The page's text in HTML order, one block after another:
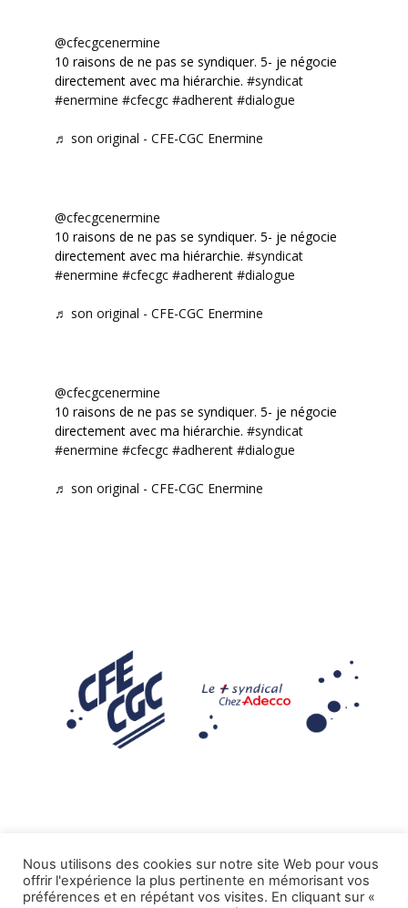
@cfecgcenermine
10 raisons de ne pas se syndiquer. 5- je négocie
directement avec ma hiérarchie. #syndicat
#enermine #cfecgc #adherent #dialogue
♬ son original - CFE-CGC Enermine
@cfecgcenermine
10 raisons de ne pas se syndiquer. 5- je négocie
directement avec ma hiérarchie. #syndicat
#enermine #cfecgc #adherent #dialogue
♬ son original - CFE-CGC Enermine
@cfecgcenermine
10 raisons de ne pas se syndiquer. 5- je négocie
directement avec ma hiérarchie. #syndicat
#enermine #cfecgc #adherent #dialogue
♬ son original - CFE-CGC Enermine
Mentions légales
Nous utilisons des cookies sur notre site Web pour vous
offrir l'expérience la plus pertinente en mémorisant vos
préférences et en répétant vos visites. En cliquant sur «